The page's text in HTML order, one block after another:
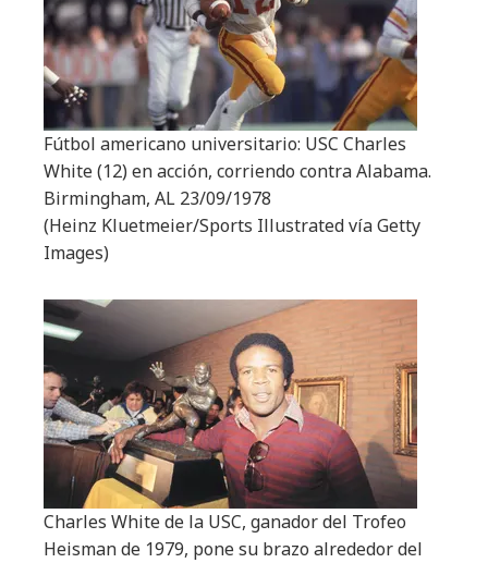
Fútbol americano universitario: USC Charles
White (12) en acción, corriendo contra Alabama.
Birmingham, AL 23/09/1978
(Heinz Kluetmeier/Sports Illustrated vía Getty
Images)
Charles White de la USC, ganador del Trofeo
Heisman de 1979, pone su brazo alrededor del